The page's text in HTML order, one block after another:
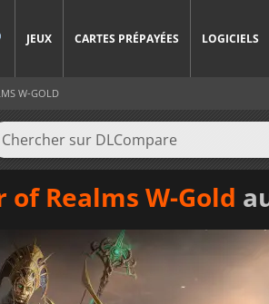
JEUX CARTES PRÉPAYÉES LOGICIELS
W-GOLD
of Realms W-Gold